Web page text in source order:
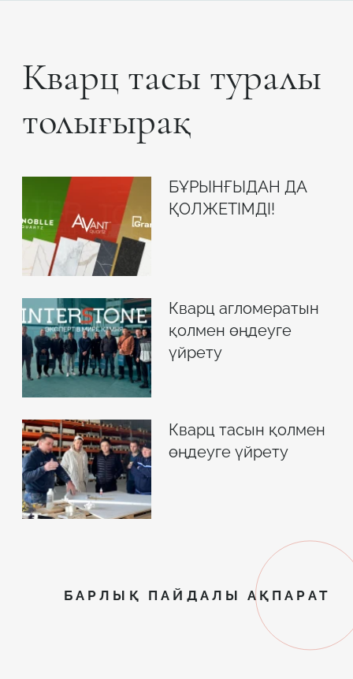
Кварц тасы туралы
толығырақ
БҰРЫНҒЫДАН ДА
ҚОЛЖЕТІМДІ!
Кварц агломератын
қолмен өңдеуге
үйрету
Кварц тасын қолмен
өңдеуге үйрету
БАРЛЫҚ ПАЙДАЛЫ АҚПАРАТ